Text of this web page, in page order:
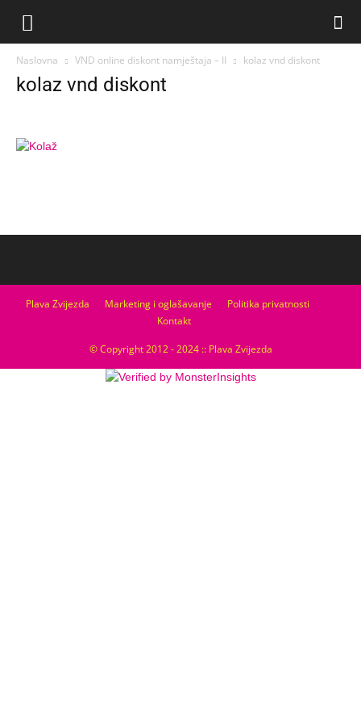
Naslovna VND online diskont namještaja – II kolaz vnd diskont
kolaz vnd diskont
Plava Zvijezda Marketing i oglašavanje
Politika privatnosti
Kontakt
© Copyright 2012 - 2024 :: Plava Zvijezda